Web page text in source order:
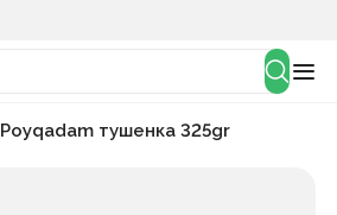
Poyqadam тушенка 325gr